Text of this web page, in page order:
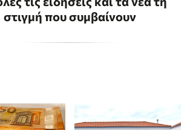
στιγμή που συμβαίνουν